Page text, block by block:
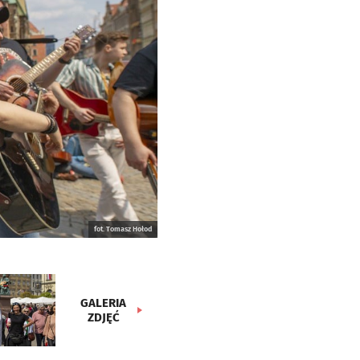
fot. Tomasz Hołod
GALERIA
ZDJĘĆ